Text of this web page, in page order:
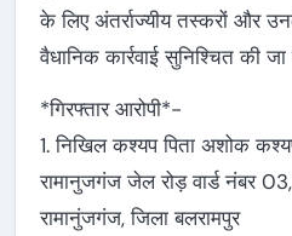
के लिए अंतर्राज्यीय तस्करों और
वैधानिक कार्रवाई सुनिश्चित की जा
*गिरफ्तार आरोपी*-
1. निखिल कश्यप पिता अशोक
रामानुजगंज जेल रोड़ वार्ड नंबर 03,
रामानुंजगंज, जिला बलरामपुर